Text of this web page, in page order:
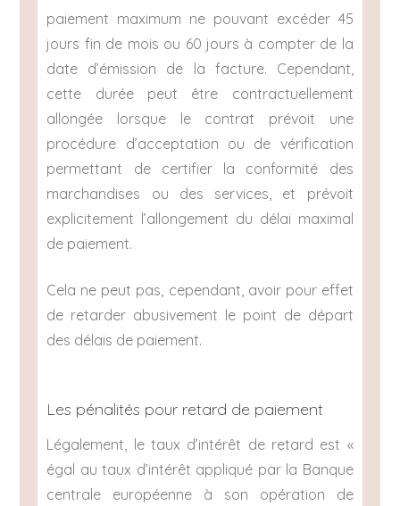
paiement maximum ne pouvant excéder 45
jours fin de mois ou 60 jours à compter de la
date d’émission de la facture. Cependant,
cette durée peut être contractuellement
allongée lorsque le contrat prévoit une
procédure d’acceptation ou de vérification
permettant de certifier la conformité des
marchandises ou des services, et prévoit
explicitement l’allongement du délai maximal
de paiement.
Cela ne peut pas, cependant, avoir pour effet
de retarder abusivement le point de départ
des délais de paiement.
Les pénalités pour retard de paiement
Légalement, le taux d’intérêt de retard est «
égal au taux d’intérêt appliqué par la Banque
centrale européenne à son opération de